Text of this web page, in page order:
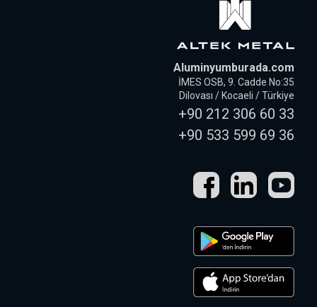
Aluminyumburada.com
İMES OSB, 9. Cadde No:35
Dilovası / Kocaeli / Türkiye
+90 212 306 60 33
+90 533 599 69 36